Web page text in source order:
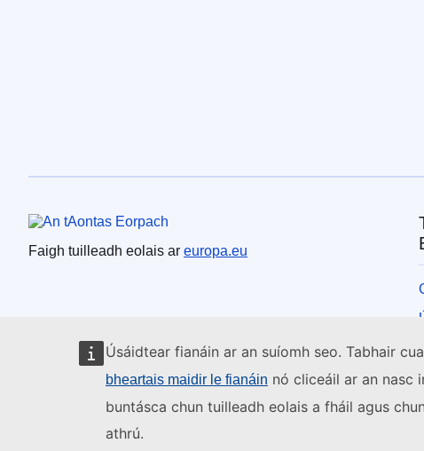
Úsáidtear fianáin ar an suíomh seo. Tabhair
bheartais maidir le fianáin nó cliceáil ar an nasc
buntásca chun tuilleadh eolais a fháil agus
athrú.
An tAontas Eorpach
Faigh tuilleadh eolais ar europa.eu